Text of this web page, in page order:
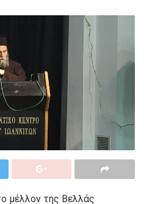
μέλλον της Βελλάς